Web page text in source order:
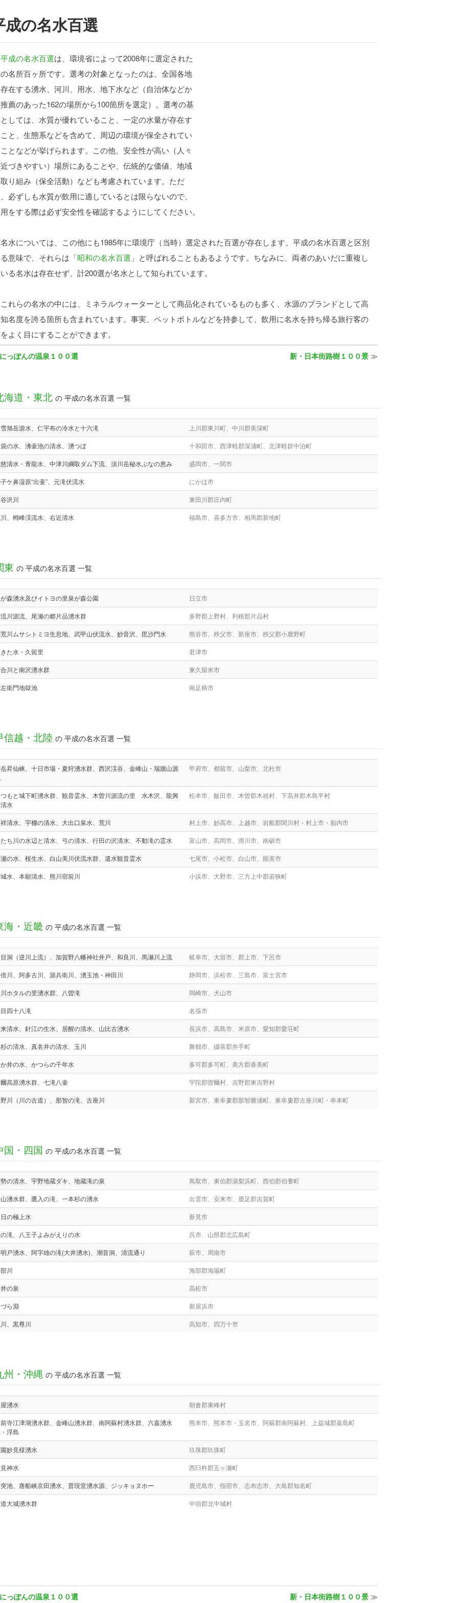
成の名水百選
平成の名水百選は、環境省によって2008年に選定された
名所百ヶ所です。選考の対象となったのは、全国各地
在する湧水、河川、用水、地下水など（自治体などか
薦のあった162の場所から100箇所を選定）。選考の基
しては、水質が優れていること、一定の水量が存在す
と、生態系などを含めて、周辺の環境が保全されてい
となどが挙げられます。この他、安全性が高い（人々
づきやすい）場所にあることや、伝統的な価値、地域
り組み（保全活動）なども考慮されています。ただ
必ずしも水質が飲用に適しているとは限らないので、
をする際は必ず安全性を確認するようにしてください。
については、この他にも1985年に環境庁（当時）選定された百選が存在します。平成の名水百選と区別
意味で、それらは「昭和の名水百選 」と呼ばれることもあるようです。ちなみに、両者のあいだに重複し
る名水は存在せず、計200選が名水として知られています。
らの名水の中には、ミネラルウォーターとして商品化されているものも多く、水源のブランドとして高
名度を誇る箇所も含まれています。事実、ペットボトルなどを持参して、飲用に名水を持ち帰る旅行客の
よく目にすることができます。
っぽんの温泉１００選 新・日本街路樹１００景≫
海道・東北 の 平成の名水百選 一覧
旭岳源水、仁宇布の冷水と十六滝 上川郡東川町、中川郡美深町
の水、沸壷池の清水、湧つぼ 十和田市、西津軽郡深浦町、北津軽群中泊町
清水・青龍水、中津川綱取ダム下流、須川岳秘水ぶなの恵み 盛岡市、一関市
ケ鼻湿原“出壷”、元滝伏流水 にかほ市
沢川 東田川郡庄内町
、栂峰渓流水、右近清水 福島市、喜多方市、相馬郡新地町
東 の 平成の名水百選 一覧
森湧水及びイトヨの里泉が森公園 日立市
川源流、尾瀬の郷片品湧水群 多野郡上野村、利根郡片品村
川ムサシトミヨ生息地、武甲山伏流水、妙音沢、毘沙門水 熊谷市、秩父市、新座市、秩父郡小鹿野町
た水・久留里 君津市
川と南沢湧水群 東久留米市
衛門地獄池 南足柄市
信越・北陸 の 平成の名水百選 一覧
昇仙峡、十日市場・夏狩湧水群、西沢渓谷、金峰山・瑞牆山源
甲府市、都留市、山梨市、北杜市
もと城下町湧水群、観音霊水、木曽川源流の里 水木沢、龍興
水
松本市、飯田市、木曽郡木祖村、下高井郡木島平村
清水、宇棚の清水、大出口泉水、荒川 村上市、妙高市、上越市、岩船郡関川村・村上市・胎内市
ち川の水辺と清水、弓の清水、行田の沢清水、不動滝の霊水 富山市、高岡市、滑川市、南砺市
の水、桜生水、白山美川伏流水群、遣水観音霊水 七尾市、小松市、白山市、能美市
水、本願清水、熊川宿前川 小浜市、大野市、三方上中郡若狭町
海・近畿 の 平成の名水百選 一覧
洞（逆川上流）、加賀野八幡神社井戸、和良川、馬瀬川上流 岐阜市、大垣市、郡上市、下呂市
川、阿多古川、源兵衛川、湧玉池・神田川 静岡市、浜松市、三島市、富士宮市
ホタルの里湧水群、八曽滝 岡崎市、犬山市
四十八滝 名張市
清水、針江の生水、居醒の清水、山比古湧水 長浜市、高島市、米原市、愛知郡愛荘町
の清水、真名井の清水、玉川 舞鶴市、綴喜郡井手町
井の水、かつらの千年水 多可郡多可町、美方郡香美町
高原湧水群、七滝八壷 宇陀郡曽爾村、吉野郡東吉野村
川（川の古道）、那智の滝、古座川 新宮市、東牟婁郡那智勝浦町、東牟婁郡古座川町・串本町
国・四国 の 平成の名水百選 一覧
の清水、宇野地蔵ダキ、地蔵滝の泉 鳥取市、東伯郡湯梨浜町、西伯郡伯耆町
湧水群、鷹入の滝、一本杉の湧水 出雲市、安来市、鹿足郡吉賀町
の極上水 新見市
滝、八王子よみがえりの水 呉市、山県郡北広島町
戸湧水、阿字雄の滝(大井湧水)、潮音洞、清流通り 萩市、周南市
川 海部郡海陽町
の泉 高松市
ら淵 新居浜市
、黒尊川 高知市、四万十市
州・沖縄 の 平成の名水百選 一覧
湧水 朝倉郡東峰村
寺江津湖湧水群、金峰山湧水群、南阿蘇村湧水群、六嘉湧水
浮島
熊本市、熊本市・玉名市、阿蘇郡南阿蘇村、上益城郡嘉島町
妙見様湧水 玖珠郡玖珠町
神水 西臼杵郡五ヶ瀬町
池、唐船峡京田湧水、普現堂湧水源、ジッキョヌホー 鹿児島市、指宿市、志布志市、大島郡知名町
大城湧水群 中頭郡北中城村
っぽんの温泉１００選 新・日本街路樹１００景≫